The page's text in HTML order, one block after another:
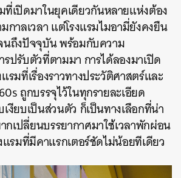
ที่เปิดมาในยุคเดียวกันหลายแห่งต้อง
กาลเวลา แต่โรงแรมไมอามี่ยังคงยืน
นถึงปัจจุบัน พร้อมกับความ
ปรับตัวที่ตามมา การได้ลองมาเปิด
รมที่เรื่องราวทางประวัติศาสตร์และ
ถูกบรรจุไว้ในทุกรายละเอียด
งียบเป็นส่วนตัว ก็เป็นทางเลือกที่น่า
เปลี่ยนบรรยากาศมาใช้เวลาพักผ่อน
แรมที่มีคาแรกเตอร์ชัดไม่น้อยทีเดียว